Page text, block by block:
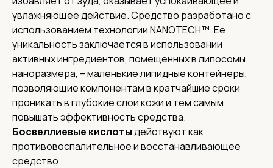
увлажняющее действие. Средство разработано с
использованием технологии NANOTECH™. Ее
уникальность заключается в использовании
активных ингредиентов, помещенных в липосомы
наноразмера, – маленькие липидные контейнеры,
позволяющие компонентам в кратчайшие сроки
проникать в глубокие слои кожи и тем самым
повышать эффективность средства.
Босвеллиевые кислотыдействуют как
противовоспалительное и восстанавливающее
средство.